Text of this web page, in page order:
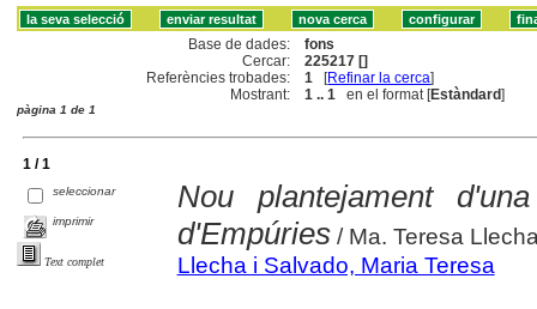
Base de dades:
fons
Cercar:
225217 []
Referències trobades:
1 [Refinar la cerca]
Mostrant:
1 .. 1 en el format [Estàndard]
pàgina 1 de 1
1 / 1
seleccionar
imprimir
Text complet
Nou plantejament
d'Empúries/ Ma. Teresa
Llecha i Salvado, Maria Teresa